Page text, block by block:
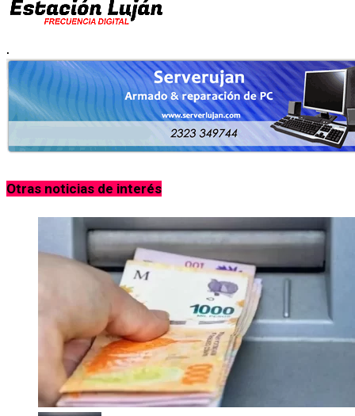
.
Otras noticias de interés